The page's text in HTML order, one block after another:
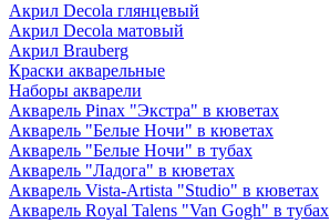
Акрил Decola глянцевый
Акрил Decola матовый
Акрил Brauberg
Краски акварельные
Наборы акварели
Акварель Pinax "Экстра" в кюветах
Акварель "Белые Ночи" в кюветах
Акварель "Белые Ночи" в тубах
Акварель "Ладога" в кюветах
Акварель Vista-Artista "Studio" в кюветах
Акварель Royal Talens "Van Gogh" в тубах